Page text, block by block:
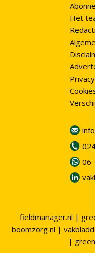
Het
Privacy
fieldmanager.nl |
boomzorg.nl |
|